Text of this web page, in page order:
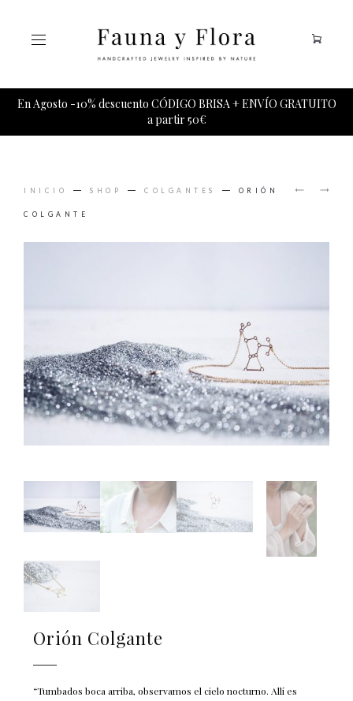
En Agosto -10% descuento CÓDIGO BRISA + ENVÍO GRATUITO
a partir 50€
INICIO SHOP COLGANTES ORIÓN
COLGANTE
Orión Colgante
“Tumbados boca arriba, observamos el cielo nocturno. Allí es